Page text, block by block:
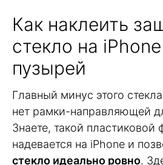
Как наклеить
стекло на
пузырей
Главный минус этого
нет рамки-направляющей
Знаете, такой пластиковой
надевается на iPhone и
стекло идеально ровно.